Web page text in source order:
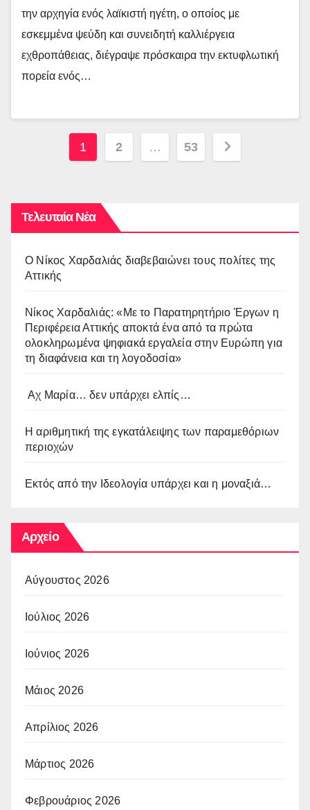
την αρχηγία ενός λαϊκιστή ηγέτη, ο οποίος με
εσκεμμένα ψεύδη και συνειδητή καλλιέργεια
εχθροπάθειας, διέγραψε πρόσκαιρα την εκτυφλωτική
πορεία ενός…
Σελιδοποίηση
1 2 … 53
Τελευταία Νέα
O Νίκος Χαρδαλιάς διαβεβαιώνει τους πολίτες της
Αττικής
Νίκος Χαρδαλιάς: «Με το Παρατηρητήριο Έργων η
Περιφέρεια Αττικής αποκτά ένα από τα πρώτα
ολοκληρωμένα ψηφιακά εργαλεία στην Ευρώπη για
τη διαφάνεια και τη λογοδοσία»
Αχ Μαρία… δεν υπάρχει ελπίς…
Η αριθμητική της εγκατάλειψης των παραμεθόριων
περιοχών
Εκτός από την Ιδεολογία υπάρχει και η μοναξιά…
Αρχείο
Αύγουστος 2026
Ιούλιος 2026
Ιούνιος 2026
Μάιος 2026
Απρίλιος 2026
Μάρτιος 2026
Φεβρουάριος 2026